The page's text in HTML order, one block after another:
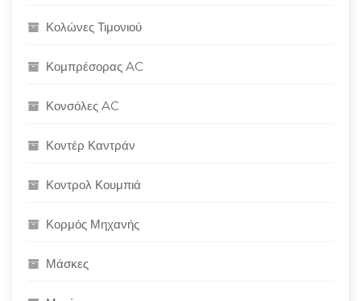
Κολώνες Τιμονιού
Κομπρέσορας AC
Κονσόλες AC
Κοντέρ Καντράν
Κοντρολ Κουμπιά
Κορμός Μηχανής
Μάσκες